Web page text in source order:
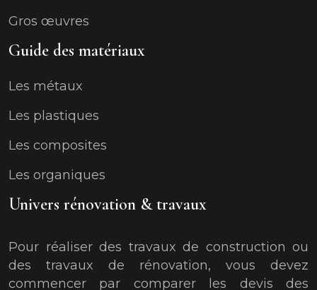
Gros œuvres
Guide des matériaux
Les métaux
Les plastiques
Les composites
Les organiques
Univers rénovation & travaux
Pour réaliser des travaux de construction ou
des travaux de rénovation, vous devez
commencer par comparer les devis des